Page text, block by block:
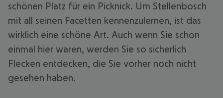
schönen Platz für ein Picknick. Um Stellenbosch
mit all seinen Facetten kennenzulernen, ist das
wirklich eine schöne Art. Auch wenn Sie schon
einmal hier waren, werden Sie so sicherlich
Flecken entdecken, die Sie vorher noch nicht
gesehen haben.